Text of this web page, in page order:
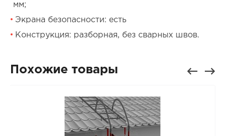
мм;
Экрана безопасности: есть
Конструкция: разборная, без сварных швов.
Похожие товары